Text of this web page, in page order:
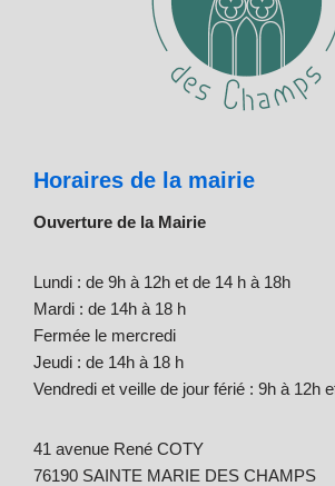
Horaires de la mairie
Ouverture de la Mairie
Lundi : de 9h à 12h et de 14 h à 18h
Mardi : de 14h à 18 h
Fermée le mercredi
Jeudi : de 14h à 18 h
Vendredi et veille de jour férié : 9h à 12h
41 avenue René COTY
76190 SAINTE MARIE DES CHAMPS